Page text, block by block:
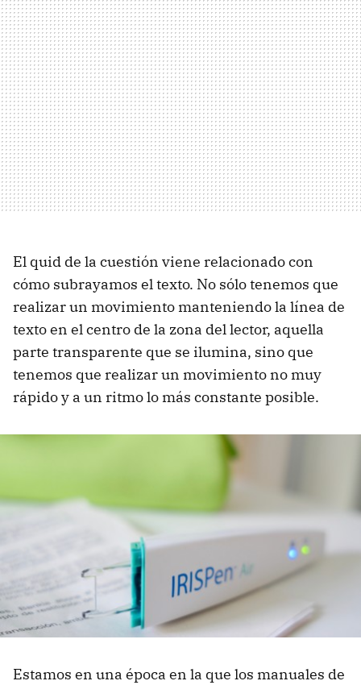
El quid de la cuestión viene relacionado con
cómo subrayamos el texto. No sólo tenemos que
realizar un movimiento manteniendo la línea de
texto en el centro de la zona del lector, aquella
parte transparente que se ilumina, sino que
tenemos que realizar un movimiento no muy
rápido y a un ritmo lo más constante posible.
Estamos en una época en la que los manuales de